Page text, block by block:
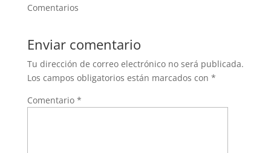
Comentarios
Enviar comentario
Tu dirección de correo electrónico no será publicada.
Los campos obligatorios están marcados con *
Comentario *